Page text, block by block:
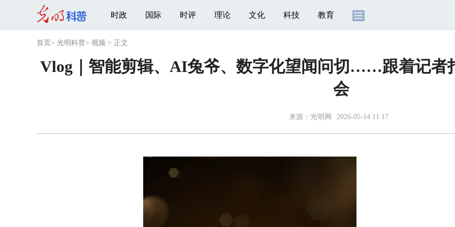
时政 国际 时评 理论 文化 科技 教育
首页 > 光明科普> 视频 > 正文
Vlog｜智能剪辑、AI兔爷、数字化望闻问切……跟着记者
会
来源： 光明网 2026-05-14 11:17